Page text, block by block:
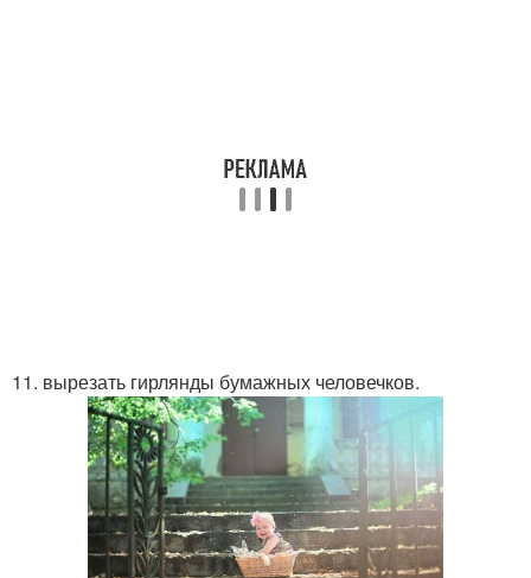
11. вырезать гирлянды бумажных человечков.